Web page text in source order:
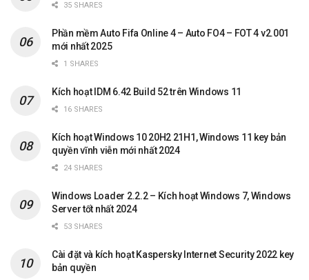
35 SHARES
Phần mềm Auto Fifa Online 4 – Auto FO4 – FOT 4 v2.001
mới nhất 2025
1 SHARES
Kích hoạt IDM 6.42 Build 52 trên Windows 11
16 SHARES
Kích hoạt Windows 10 20H2 21H1, Windows 11 key bản
quyền vĩnh viễn mới nhất 2024
24 SHARES
Windows Loader 2.2.2 – Kích hoạt Windows 7, Windows
Server tốt nhất 2024
53 SHARES
Cài đặt và kích hoạt Kaspersky Internet Security 2022 key
bản quyền